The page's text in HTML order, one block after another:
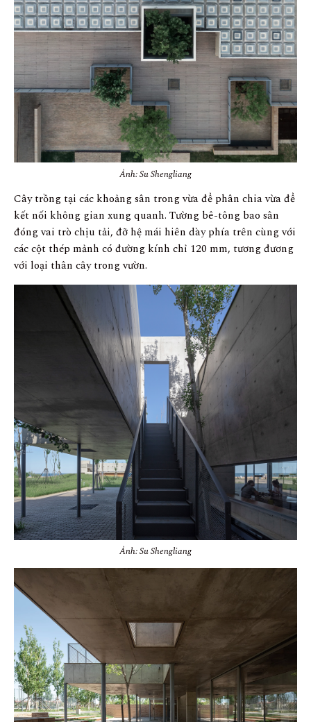
Ảnh: Su Shengliang
Cây trồng tại các khoảng sân trong vừa để phân chia vừa để
kết nối không gian xung quanh. Tường bê-tông bao sân
đóng vai trò chịu tải, đỡ hệ mái hiên dày phía trên cùng với
các cột thép mảnh có đường kính chỉ 120 mm, tương đương
với loại thân cây trong vườn.
Ảnh: Su Shengliang